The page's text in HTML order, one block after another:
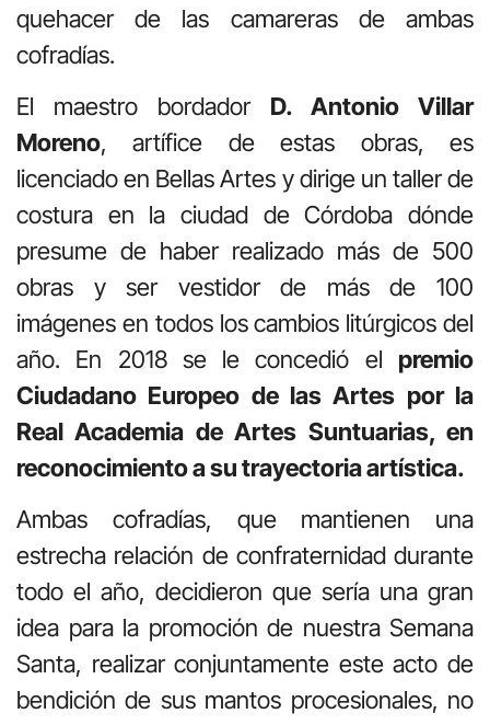
quehacer de las camareras de ambas
cofradías.
El maestro bordadorD. Antonio Villar
Moreno, artífice de estas obras, es
licenciado en Bellas Artes y dirige un taller de
costura en la ciudad de Córdoba dónde
presume de haber realizado más de 500
obras y ser vestidor de más de 100
imágenes en todos los cambios litúrgicos del
año. En 2018 se le concedió el premio
Ciudadano Europeo de las Artes por la
Real Academia de Artes Suntuarias, en
reconocimiento a su trayectoria artística.
Ambas cofradías, que mantienen una
estrecha relación de confraternidad durante
todo el año, decidieron que sería una gran
idea para la promoción de nuestra Semana
Santa, realizar conjuntamente este acto de
bendición de sus mantos procesionales, no